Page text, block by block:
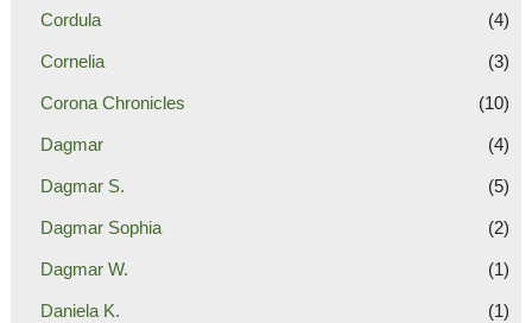
Cordula (4)
Cornelia (3)
Corona Chronicles (10)
Dagmar (4)
Dagmar S. (5)
Dagmar Sophia (2)
Dagmar W. (1)
Daniela K. (1)